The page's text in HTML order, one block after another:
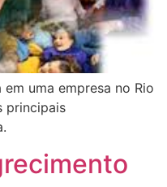
uma empresa no Rio
principais